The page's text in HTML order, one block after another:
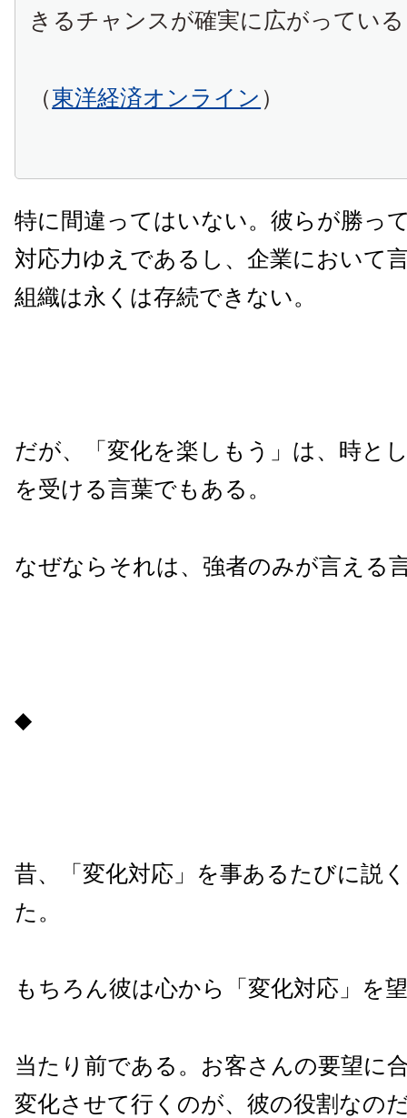
きるチャンスが確実に広がってい
（東洋経済オンライン ）
特に間違ってはいない。彼らが勝っ
対応力ゆえであるし、企業において
組織は永くは存続できない。
だが、「変化を楽しもう」は、時と
を受ける言葉でもある。
なぜならそれは、強者のみが言える
◆
昔、「変化対応」を事あるたびに説
た。
もちろん彼は心から「変化対応」を
当たり前である。お客さんの要望に
変化させて行くのが、彼の役割なの